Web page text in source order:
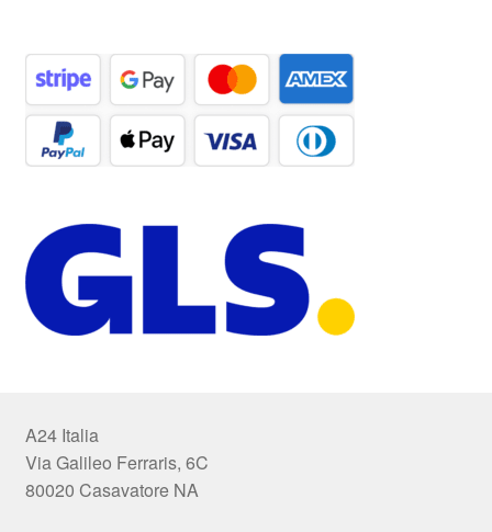
A24 Italia
Via Galileo Ferraris, 6C
80020 Casavatore NA